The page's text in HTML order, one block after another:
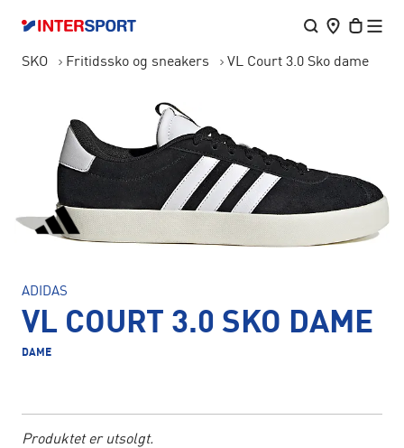
SKO Fritidssko og sneakers VL Court 3.0 Sko dame
ADIDAS
VL COURT 3.0 SKO DAME
DAME
Produktet er utsolgt.